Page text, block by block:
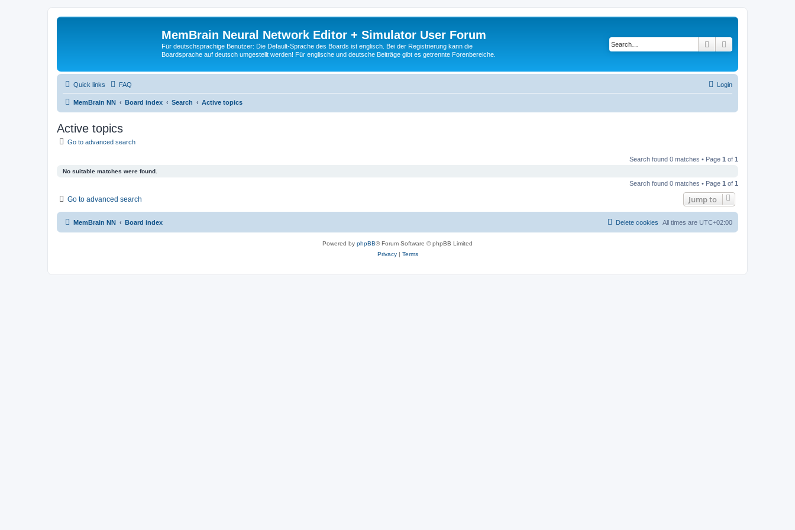
MemBrain Neural Network Editor + Simulator User Forum
Für deutschsprachige Benutzer: Die Default-Sprache des Boards ist englisch. Bei der Registrierung kann die
Boardsprache auf deutsch umgestellt werden! Für englische und deutsche Beiträge gibt es getrennte Forenbereiche.
Search
Quick links FAQ Login
MemBrain NN Board index Search Active topics
Active topics
Go to advanced search
Search found 0 matches • Page 1 of 1
No suitable matches were found.
Search found 0 matches • Page 1 of 1
Go to advanced search Jump to
MemBrain NN Board index All times are UTC+02:00
Delete cookies
Powered by phpBB® Forum Software © phpBB Limited
Privacy| Terms